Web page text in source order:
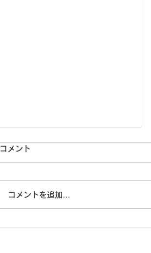
管理職でなくても、リーダー
コメント
コメントを追加…